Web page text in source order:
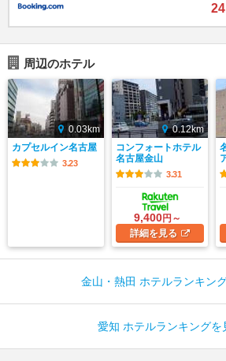
周辺のホテル
0.03km
カプセルイン名古屋
3.23
0.12km
コンフォートホテル
名古屋金山
3.31
9,400円～
詳細を見る
金山・熱田 ホテルランキン
愛知 ホテルランキングを